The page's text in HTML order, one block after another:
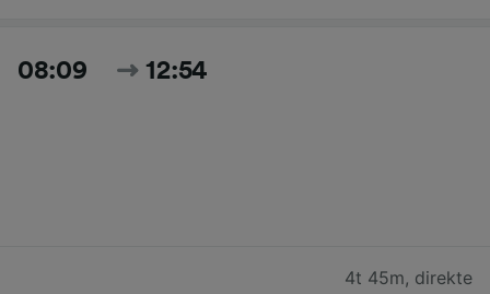
08:09 12:54
4t 45m, direkte